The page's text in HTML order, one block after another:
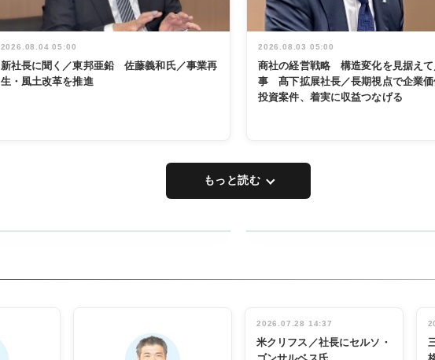
2026.08.04 05:00
新社長に聞く／東邦亜鉛 佐藤義和氏／事業再
生・風土改革を推進
2026.08.03 05:00
商社の経営戦略 構造変化を見据えて
事 髙下拡展社長／長期視点で企業価
投資案件、着実に収益つなげる
もっと読む
念祝う 業界
関係者ら220
人出席
2026.07.28 14:37
米クリフス／社長にセルソ・